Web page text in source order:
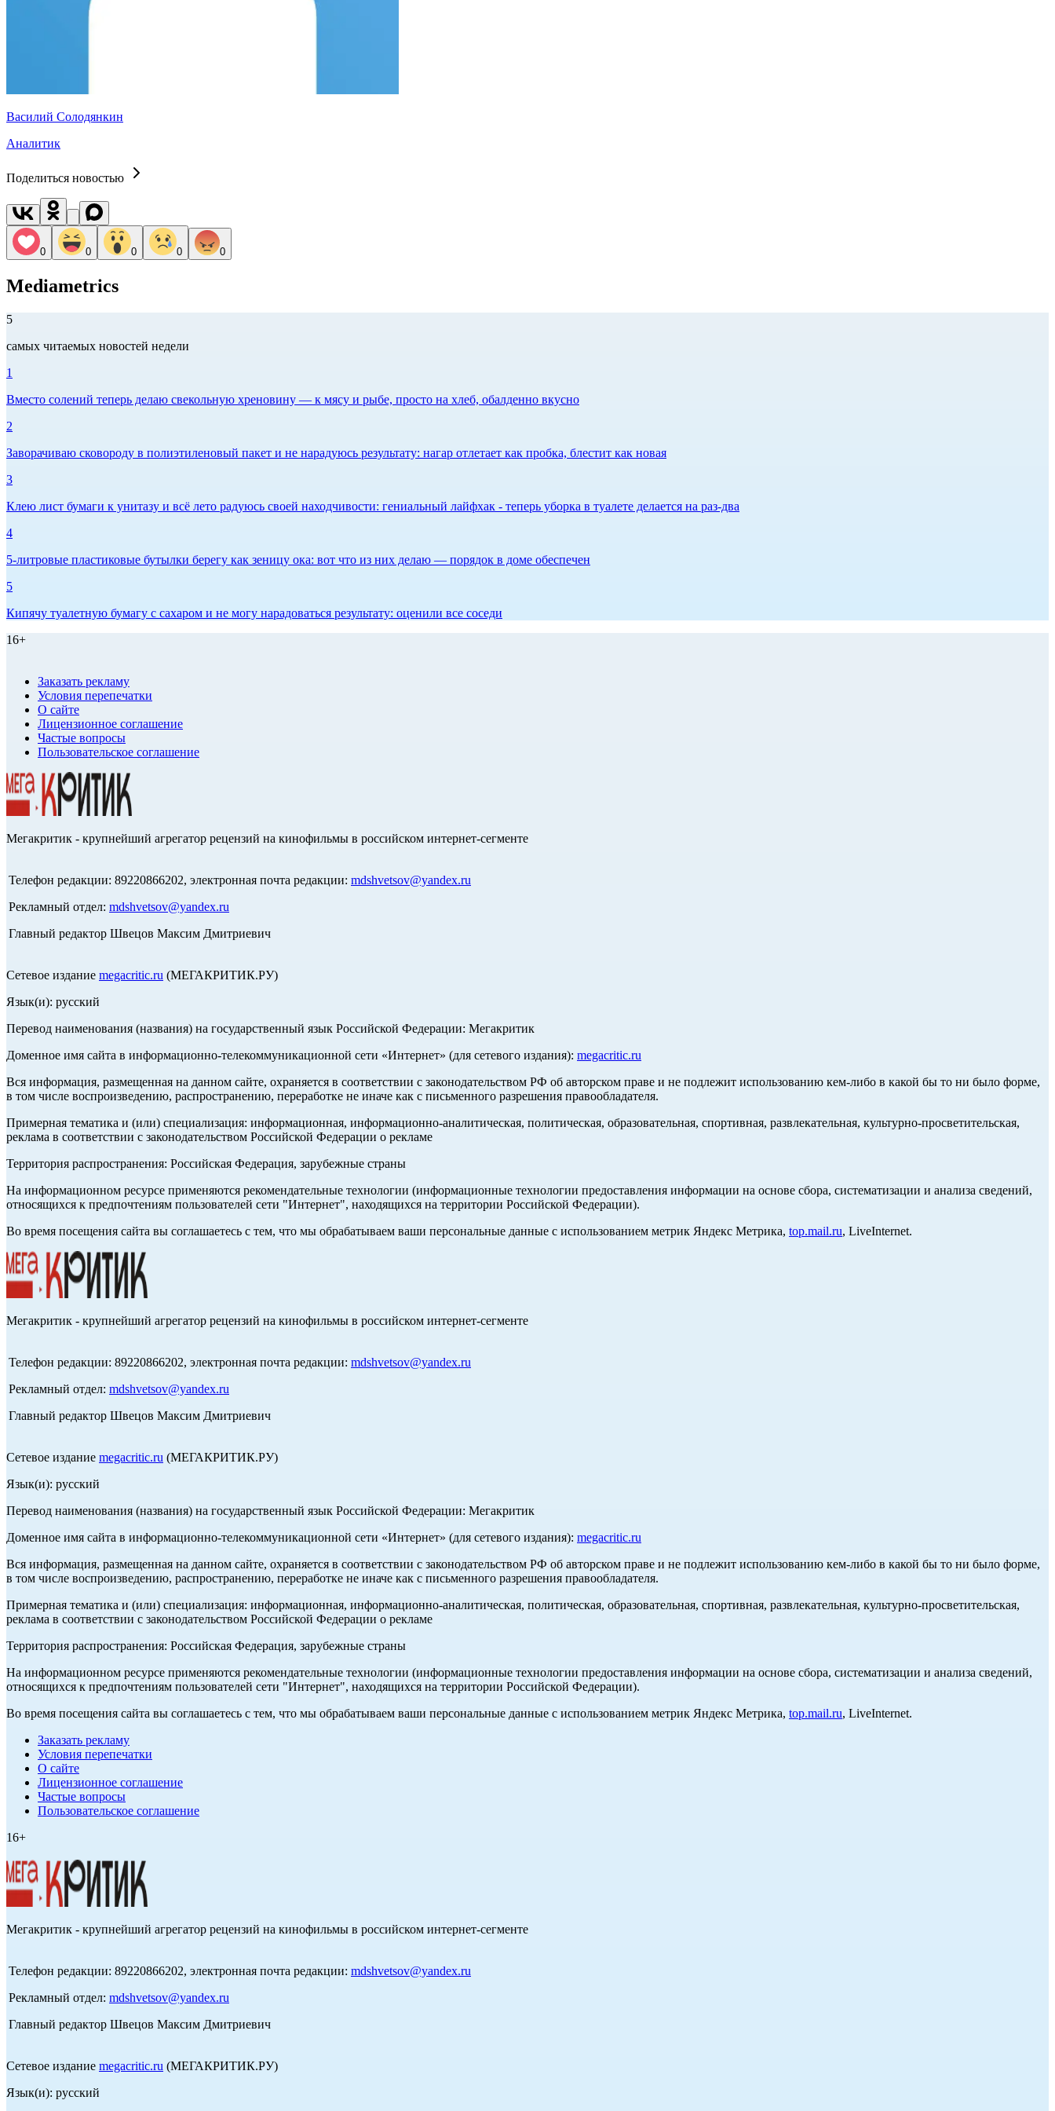
Василий Солодянкин
Аналитик
Поделиться новостью
0 0 0 0 0
Mediametrics
5
самых читаемых новостей недели
1
Вместо солений теперь делаю свекольную хреновину — к мясу и рыбе, просто на хлеб, обалденно вкусно
2
Заворачиваю сковороду в полиэтиленовый пакет и не нарадуюсь результату: нагар отлетает как пробка, блестит как новая
3
Клею лист бумаги к унитазу и всё лето радуюсь своей находчивости: гениальный лайфхак - теперь уборка в туалете делается на раз-два
4
5-литровые пластиковые бутылки берегу как зеницу ока: вот что из них делаю — порядок в доме обеспечен
5
Кипячу туалетную бумагу с сахаром и не могу нарадоваться результату: оценили все соседи
16+
Заказать рекламу
Условия перепечатки
О сайте
Лицензионное соглашение
Частые вопросы
Пользовательское соглашение
Мегакритик - крупнейший агрегатор рецензий на кинофильмы в российском интернет-сегменте
Телефон редакции: 89220866202, электронная почта редакции: mdshvetsov@yandex.ru
Рекламный отдел: mdshvetsov@yandex.ru
Главный редактор Швецов Максим Дмитриевич
Сетевое издание megacritic.ru (МЕГАКРИТИК.РУ)
Язык(и): русский
Перевод наименования (названия) на государственный язык Российской Федерации: Мегакритик
Доменное имя сайта в информационно-телекоммуникационной сети «Интернет» (для сетевого издания): megacritic.ru
Вся информация, размещенная на данном сайте, охраняется в соответствии с законодательством РФ об авторском праве и не подлежит использованию кем-либо в какой бы то ни было форме,
в том числе воспроизведению, распространению, переработке не иначе как с письменного разрешения правообладателя.
Примерная тематика и (или) специализация: информационная, информационно-аналитическая, политическая, образовательная, спортивная, развлекательная, культурно-просветительская,
реклама в соответствии с законодательством Российской Федерации о рекламе
Территория распространения: Российская Федерация, зарубежные страны
На информационном ресурсе применяются рекомендательные технологии (информационные технологии предоставления информации на основе сбора, систематизации и анализа сведений,
относящихся к предпочтениям пользователей сети "Интернет", находящихся на территории Российской Федерации).
Во время посещения сайта вы соглашаетесь с тем, что мы обрабатываем ваши персональные данные с использованием метрик Яндекс Метрика, top.mail.ru, LiveInternet.
Мегакритик - крупнейший агрегатор рецензий на кинофильмы в российском интернет-сегменте
Телефон редакции: 89220866202, электронная почта редакции: mdshvetsov@yandex.ru
Рекламный отдел: mdshvetsov@yandex.ru
Главный редактор Швецов Максим Дмитриевич
Сетевое издание megacritic.ru (МЕГАКРИТИК.РУ)
Язык(и): русский
Перевод наименования (названия) на государственный язык Российской Федерации: Мегакритик
Доменное имя сайта в информационно-телекоммуникационной сети «Интернет» (для сетевого издания): megacritic.ru
Вся информация, размещенная на данном сайте, охраняется в соответствии с законодательством РФ об авторском праве и не подлежит использованию кем-либо в какой бы то ни было форме,
в том числе воспроизведению, распространению, переработке не иначе как с письменного разрешения правообладателя.
Примерная тематика и (или) специализация: информационная, информационно-аналитическая, политическая, образовательная, спортивная, развлекательная, культурно-просветительская,
реклама в соответствии с законодательством Российской Федерации о рекламе
Территория распространения: Российская Федерация, зарубежные страны
На информационном ресурсе применяются рекомендательные технологии (информационные технологии предоставления информации на основе сбора, систематизации и анализа сведений,
относящихся к предпочтениям пользователей сети "Интернет", находящихся на территории Российской Федерации).
Во время посещения сайта вы соглашаетесь с тем, что мы обрабатываем ваши персональные данные с использованием метрик Яндекс Метрика, top.mail.ru, LiveInternet.
Заказать рекламу
Условия перепечатки
О сайте
Лицензионное соглашение
Частые вопросы
Пользовательское соглашение
16+
Мегакритик - крупнейший агрегатор рецензий на кинофильмы в российском интернет-сегменте
Телефон редакции: 89220866202, электронная почта редакции: mdshvetsov@yandex.ru
Рекламный отдел: mdshvetsov@yandex.ru
Главный редактор Швецов Максим Дмитриевич
Сетевое издание megacritic.ru (МЕГАКРИТИК.РУ)
Язык(и): русский